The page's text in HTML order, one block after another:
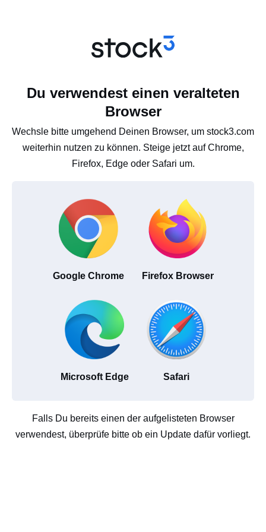
Du verwendest einen veralteten
Browser
Wechsle bitte umgehend Deinen Browser, um stock3.com
weiterhin nutzen zu können. Steige jetzt auf Chrome,
Firefox, Edge oder Safari um.
Google Chrome Firefox Browser
Microsoft Edge Safari
Falls Du bereits einen der aufgelisteten Browser
verwendest, überprüfe bitte ob ein Update dafür vorliegt.